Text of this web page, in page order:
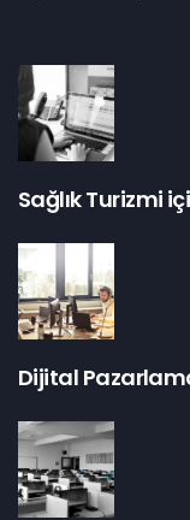
Sağlık Turizmi
Dijital